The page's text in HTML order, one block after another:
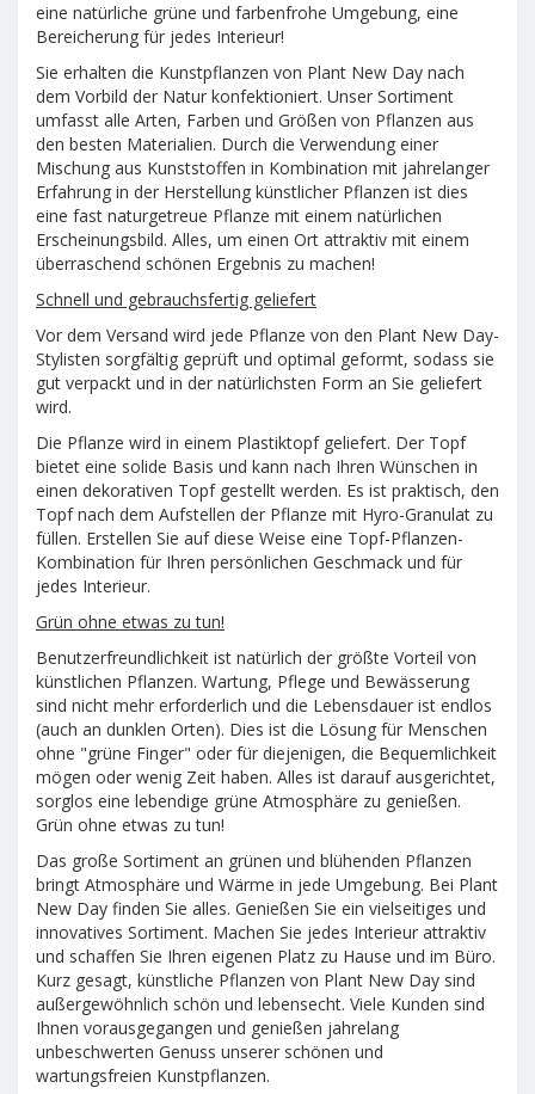
eine natürliche grüne und farbenfrohe Umgebung, eine
Bereicherung für jedes Interieur!
Sie erhalten die Kunstpflanzen von Plant New Day nach
dem Vorbild der Natur konfektioniert. Unser Sortiment
umfasst alle Arten, Farben und Größen von Pflanzen aus
den besten Materialien. Durch die Verwendung einer
Mischung aus Kunststoffen in Kombination mit jahrelanger
Erfahrung in der Herstellung künstlicher Pflanzen ist dies
eine fast naturgetreue Pflanze mit einem natürlichen
Erscheinungsbild. Alles, um einen Ort attraktiv mit einem
überraschend schönen Ergebnis zu machen!
Schnell und gebrauchsfertig geliefert
Vor dem Versand wird jede Pflanze von den Plant New Day-
Stylisten sorgfältig geprüft und optimal geformt, sodass sie
gut verpackt und in der natürlichsten Form an Sie geliefert
wird.
Die Pflanze wird in einem Plastiktopf geliefert. Der Topf
bietet eine solide Basis und kann nach Ihren Wünschen in
einen dekorativen Topf gestellt werden. Es ist praktisch, den
Topf nach dem Aufstellen der Pflanze mit Hyro-Granulat zu
füllen. Erstellen Sie auf diese Weise eine Topf-Pflanzen-
Kombination für Ihren persönlichen Geschmack und für
jedes Interieur.
Grün ohne etwas zu tun!
Benutzerfreundlichkeit ist natürlich der größte Vorteil von
künstlichen Pflanzen. Wartung, Pflege und Bewässerung
sind nicht mehr erforderlich und die Lebensdauer ist endlos
(auch an dunklen Orten). Dies ist die Lösung für Menschen
ohne "grüne Finger" oder für diejenigen, die Bequemlichkeit
mögen oder wenig Zeit haben. Alles ist darauf ausgerichtet,
sorglos eine lebendige grüne Atmosphäre zu genießen.
Grün ohne etwas zu tun!
Das große Sortiment an grünen und blühenden Pflanzen
bringt Atmosphäre und Wärme in jede Umgebung. Bei Plant
New Day finden Sie alles. Genießen Sie ein vielseitiges und
innovatives Sortiment. Machen Sie jedes Interieur attraktiv
und schaffen Sie Ihren eigenen Platz zu Hause und im Büro.
Kurz gesagt, künstliche Pflanzen von Plant New Day sind
außergewöhnlich schön und lebensecht. Viele Kunden sind
Ihnen vorausgegangen und genießen jahrelang
unbeschwerten Genuss unserer schönen und
wartungsfreien Kunstpflanzen.